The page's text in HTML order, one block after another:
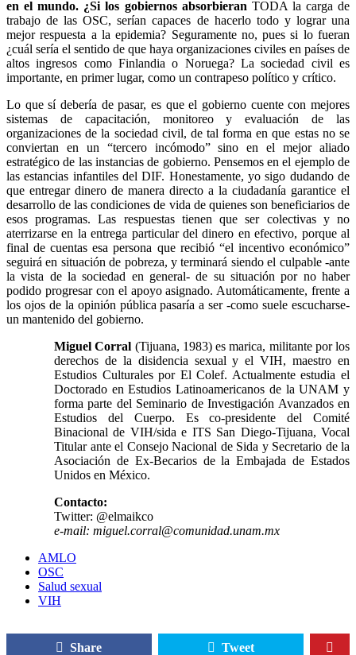
en el mundo. ¿Si los gobiernos absorbieran TODA la carga de
trabajo de las OSC, serían capaces de hacerlo todo y lograr una
mejor respuesta a la epidemia? Seguramente no, pues si lo fueran
¿cuál sería el sentido de que haya organizaciones civiles en países de
altos ingresos como Finlandia o Noruega? La sociedad civil es
importante, en primer lugar, como un contrapeso político y crítico.
Lo que sí debería de pasar, es que el gobierno cuente con mejores
sistemas de capacitación, monitoreo y evaluación de las
organizaciones de la sociedad civil, de tal forma en que estas no se
conviertan en un “tercero incómodo” sino en el mejor aliado
estratégico de las instancias de gobierno. Pensemos en el ejemplo de
las estancias infantiles del DIF. Honestamente, yo sigo dudando de
que entregar dinero de manera directo a la ciudadanía garantice el
desarrollo de las condiciones de vida de quienes son beneficiarios de
esos programas. Las respuestas tienen que ser colectivas y no
aterrizarse en la entrega particular del dinero en efectivo, porque al
final de cuentas esa persona que recibió “el incentivo económico”
seguirá en situación de pobreza, y terminará siendo el culpable -ante
la vista de la sociedad en general- de su situación por no haber
podido progresar con el apoyo asignado. Automáticamente, frente a
los ojos de la opinión pública pasaría a ser -como suele escucharse-
un mantenido del gobierno.
Miguel Corral (Tijuana, 1983) es marica, militante por los
derechos de la disidencia sexual y el VIH, maestro en
Estudios Culturales por El Colef. Actualmente estudia el
Doctorado en Estudios Latinoamericanos de la UNAM y
forma parte del Seminario de Investigación Avanzados en
Estudios del Cuerpo. Es co-presidente del Comité
Binacional de VIH/sida e ITS San Diego-Tijuana, Vocal
Titular ante el Consejo Nacional de Sida y Secretario de la
Asociación de Ex-Becarios de la Embajada de Estados
Unidos en México.
Contacto:
Twitter: @elmaikco
e-mail: miguel.corral@comunidad.unam.mx
AMLO
OSC
Salud sexual
VIH
Share Tweet